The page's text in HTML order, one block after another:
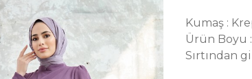
Kumaş :
Ürün Boyu :
Sırtından